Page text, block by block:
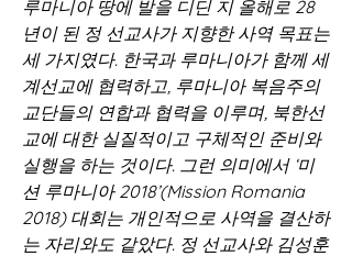
루마니아 땅에 발을 디딘 지 올해로 28
년이 된 정 선교사가 지향한 사역 목표는
세 가지였다. 한국과 루마니아가 함께 세
계선교에 협력하고, 루마니아 복음주의
교단들의 연합과 협력을 이루며, 북한선
교에 대한 실질적이고 구체적인 준비와
실행을 하는 것이다. 그런 의미에서 ‘미
션 루마니아 2018’(Mission Romania
2018) 대회는 개인적으로 사역을 결산하
는 자리와도 같았다. 정 선교사와 김성훈